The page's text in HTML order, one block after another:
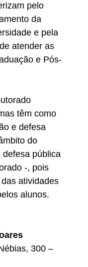
pelo
da
e pela
atender as
e Pós-
têm como
e defesa
do
defesa pública
-, pois
atividades
alunos.
300 –